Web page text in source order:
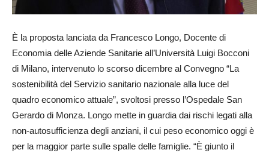
È la proposta lanciata da Francesco Longo, Docente di
Economia delle Aziende Sanitarie all’Università Luigi Bocconi
di Milano, intervenuto lo scorso dicembre al Convegno “La
sostenibilità del Servizio sanitario nazionale alla luce del
quadro economico attuale”, svoltosi presso l’Ospedale San
Gerardo di Monza. Longo mette in guardia dai rischi legati alla
non-autosufficienza degli anziani, il cui peso economico oggi è
per la maggior parte sulle spalle delle famiglie. “È giunto il